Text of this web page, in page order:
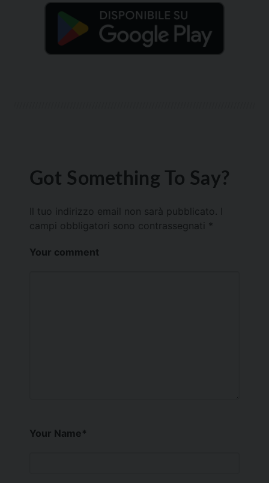
Got Something To Say?
Il tuo indirizzo email non sarà pubblicato.
campi obbligatori sono contrassegnati *
Your comment
Your Name*